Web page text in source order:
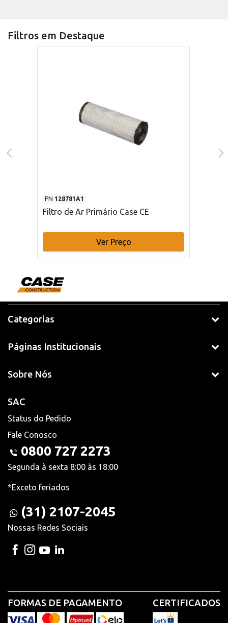
Filtros em Destaque
PN 128781A1
Filtro de Ar Primário Case CE
Ver Preço
Categorias
Páginas Institucionais
Sobre Nós
SAC
Status do Pedido
Fale Conosco
0800 727 2273
Segunda à sexta 8:00 às 18:00
*Exceto feriados
(31) 2107-2045
Nossas Redes Sociais
FORMAS DE PAGAMENTO CERTIFICADOS